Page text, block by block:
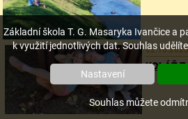
Základní škola T. G. Masaryka Ivančice a
k využití jednotlivých dat. Souhlas
Nastavení
Souhlas můžete
02.10.2023
KOLÁŽ Z